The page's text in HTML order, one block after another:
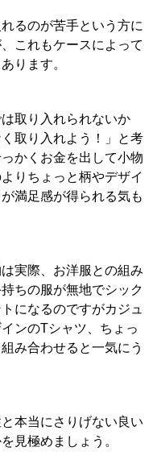
るのが苦手という方に
これもケースによって
ります。
取り入れられないか
取り入れよう！」と考
かくお金を出して小物
りちょっと柄やデザイ
満足感が得られる気も
実際、お洋服との組み
ちの服が無地でシック
になるのですがカジュ
ンのTシャツ、ちょっ
み合わせると一気にう
本当にさりげない良い
見極めましょう。